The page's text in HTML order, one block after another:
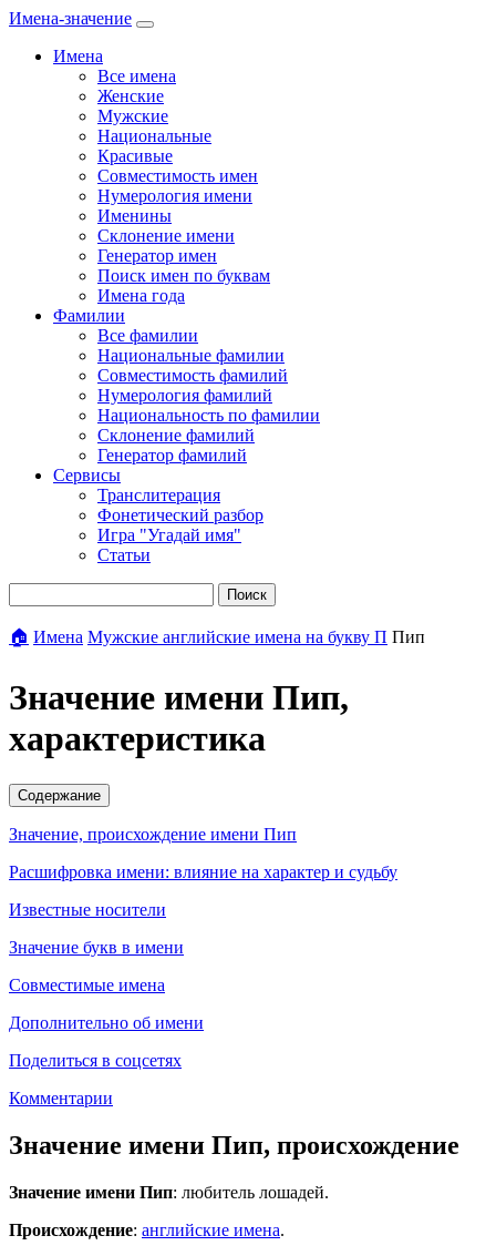
Имена-значение
Имена
Все имена
Женские
Мужские
Национальные
Красивые
Совместимость имен
Нумерология имени
Именины
Склонение имени
Генератор имен
Поиск имен по буквам
Имена года
Фамилии
Все фамилии
Национальные фамилии
Совместимость фамилий
Нумерология фамилий
Национальность по фамилии
Склонение фамилий
Генератор фамилий
Сервисы
Транслитерация
Фонетический разбор
Игра "Угадай имя"
Статьи
Поиск
🏠 Имена Мужские английские имена на букву П Пип
Значение имени Пип,
характеристика
Содержание
Значение, происхождение имени Пип
Расшифровка имени: влияние на характер и судьбу
Известные носители
Значение букв в имени
Совместимые имена
Дополнительно об имени
Поделиться в соцсетях
Комментарии
Значение имени Пип, происхождение
Значение имени Пип: любитель лошадей.
Происхождение: английские имена.